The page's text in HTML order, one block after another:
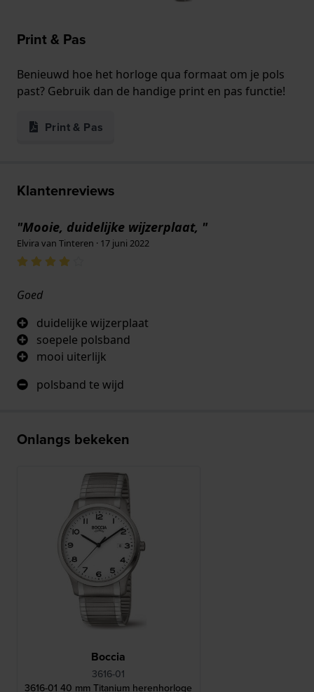
Print & Pas
Benieuwd hoe het horloge qua formaat om je pols
past? Gebruik dan de handige print en pas functie!
Print & Pas
Klantenreviews
"Mooie, duidelijke wijzerplaat, "
Elvira van Tinteren · 17 juni 2022
Goed
duidelijke wijzerplaat
soepele polsband
mooi uiterlijk
polsband te wijd
Onlangs bekeken
Boccia
3616-01
3616-01 40 mm Titanium herenhorloge